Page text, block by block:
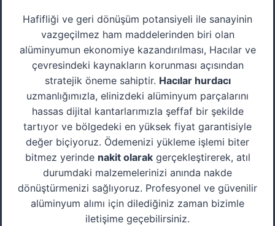
Hafifliği ve geri dönüşüm potansiyeli ile sanayinin
vazgeçilmez ham maddelerinden biri olan
alüminyumun ekonomiye kazandırılması, Hacılar ve
çevresindeki kaynakların korunması açısından
stratejik öneme sahiptir. Hacılar hurdacı
uzmanlığımızla, elinizdeki alüminyum parçalarını
hassas dijital kantarlarımızla şeffaf bir şekilde
tartıyor ve bölgedeki en yüksek fiyat garantisiyle
değer biçiyoruz. Ödemenizi yükleme işlemi biter
bitmez yerinde nakit olarakgerçekleştirerek, atıl
durumdaki malzemelerinizi anında nakde
dönüştürmenizi sağlıyoruz. Profesyonel ve güvenilir
alüminyum alımı için dilediğiniz zaman bizimle
iletişime geçebilirsiniz.